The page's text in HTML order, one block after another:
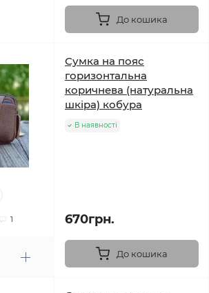
До кошика
1
Сумка на пояс
горизонтальна
коричнева (натуральна
шкіра) кобура
В наявності
670грн.
До кошика